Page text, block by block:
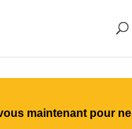
maintenant pour